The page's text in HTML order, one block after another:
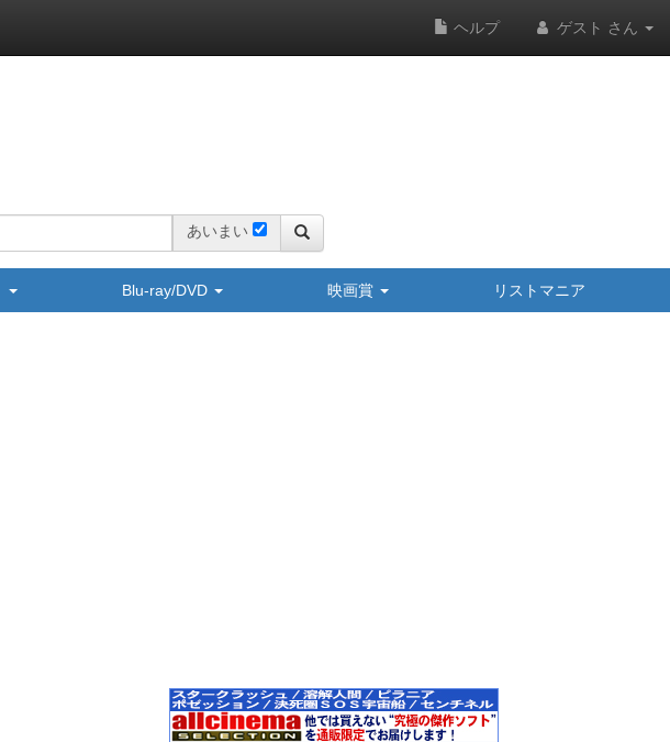
ヘルプ ゲスト さん
あいまい
Blu-ray/DVD 映画賞 リストマニア